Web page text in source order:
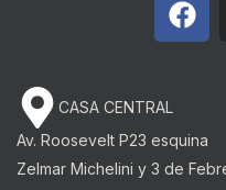
CASA CENTRAL
Av. Roosevelt P23 esquina
Zelmar Michelini y 3 de